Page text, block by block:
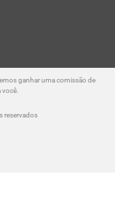
ganhar uma comissão de
reservados